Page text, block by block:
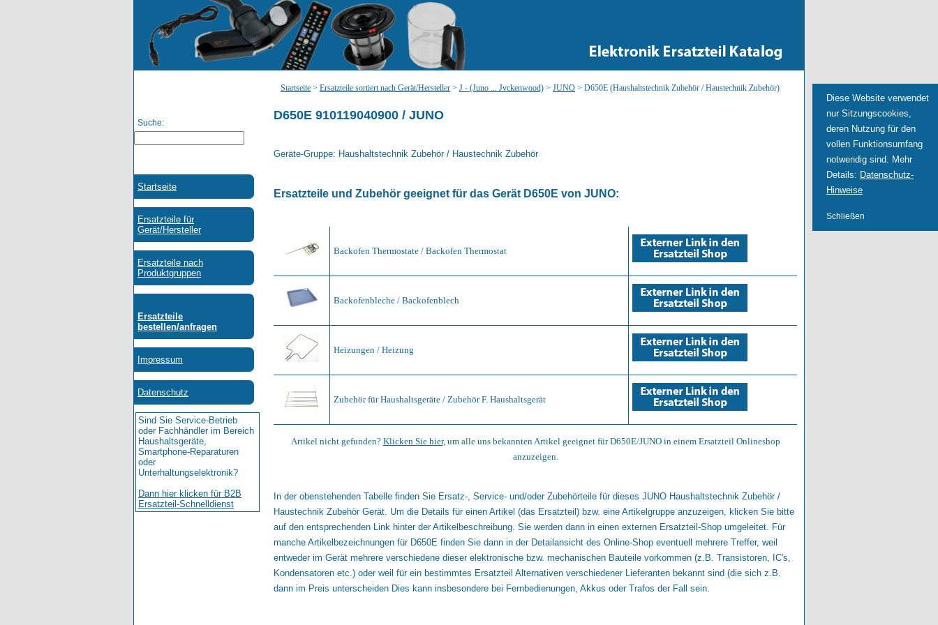
Diese Website verwendet
nur Sitzungscookies,
deren Nutzung für den
vollen Funktionsumfang
notwendig sind. Mehr
Details: Datenschutz-
Hinweise
Schließen
D650E 910119040900 / JUNO
Geräte-Gruppe: Haushaltstechnik Zubehör / Haustechnik Zubehör
Ersatzteile und Zubehör geeignet für das Gerät D650E von JUNO:
Backofen Thermostate / Backofen Thermostat
Backofenbleche / Backofenblech
Heizungen / Heizung
Zubehör für Haushaltsgeräte / Zubehör F. Haushaltsgerät
Artikel nicht gefunden? Klicken Sie hier, um alle uns bekannten Artikel geeignet für D650E/JUNO in einem Ersatzteil Onlineshop
anzuzeigen.
In der obenstehenden Tabelle finden Sie Ersatz-, Service- und/oder Zubehörteile für dieses JUNO Haushaltstechnik Zubehör /
Haustechnik Zubehör Gerät. Um die Details für einen Artikel (das Ersatzteil) bzw. eine Artikelgruppe anzuzeigen, klicken Sie bitte
auf den entsprechenden Link hinter der Artikelbeschreibung. Sie werden dann in einen externen Ersatzteil-Shop umgeleitet. Für
manche Artikelbezeichnungen für D650E finden Sie dann in der Detailansicht des Online-Shop eventuell mehrere Treffer, weil
entweder im Gerät mehrere verschiedene dieser elektronische bzw. mechanischen Bauteile vorkommen (z.B. Transistoren, IC's,
Kondensatoren etc.) oder weil für ein bestimmtes Ersatzteil Alternativen verschiedener Lieferanten bekannt sind (die sich z.B.
dann im Preis unterscheiden Dies kann insbesondere bei Fernbedienungen, Akkus oder Trafos der Fall sein.
Startseite > Ersatzteile sortiert nach Gerät/Hersteller > J - (Juno ... Jvckenwood) > JUNO > D650E (Haushaltstechnik Zubehör / Haustechnik Zubehör)
Suche: